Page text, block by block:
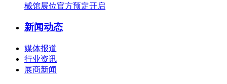
械馆展位官方预定开启
新闻动态
媒体报道
行业资讯
展商新闻